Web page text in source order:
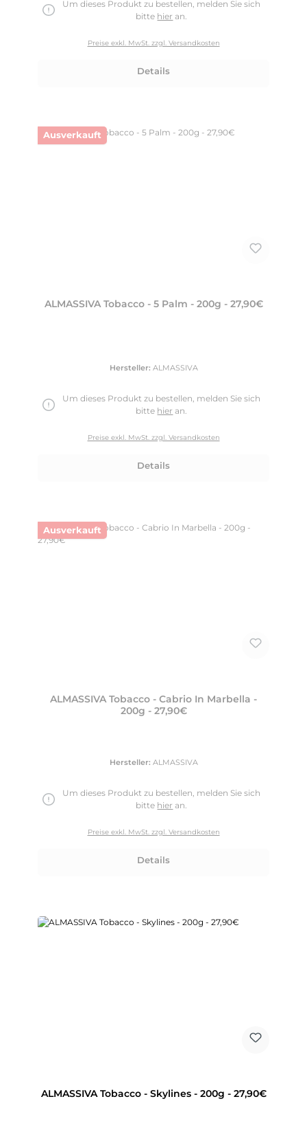
Um dieses Produkt zu bestellen, melden Sie sich
bitte hier an.
Preise exkl. MwSt. zzgl. Versandkosten
Details
Ausverkauft
ALMASSIVA Tobacco - 5 Palm - 200g - 27,90€
Hersteller: ALMASSIVA
Um dieses Produkt zu bestellen, melden Sie sich
bitte hier an.
Preise exkl. MwSt. zzgl. Versandkosten
Details
Ausverkauft
ALMASSIVA Tobacco - Cabrio In Marbella -
200g - 27,90€
Hersteller: ALMASSIVA
Um dieses Produkt zu bestellen, melden Sie sich
bitte hier an.
Preise exkl. MwSt. zzgl. Versandkosten
Details
ALMASSIVA Tobacco - Skylines - 200g - 27,90€